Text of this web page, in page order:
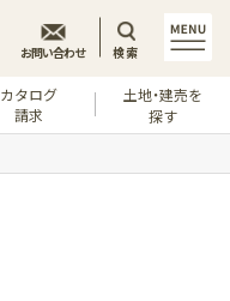
カタログ
請求
土地・建売を
探す
お問い合わせ 検索